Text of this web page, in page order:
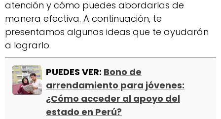
atención y cómo puedes abordarlas de
manera efectiva. A continuación, te
presentamos algunas ideas que te ayudarán
a lograrlo.
PUEDES VER: Bono de
arrendamiento para jóvenes:
¿Cómo acceder al apoyo del
estado en Perú?